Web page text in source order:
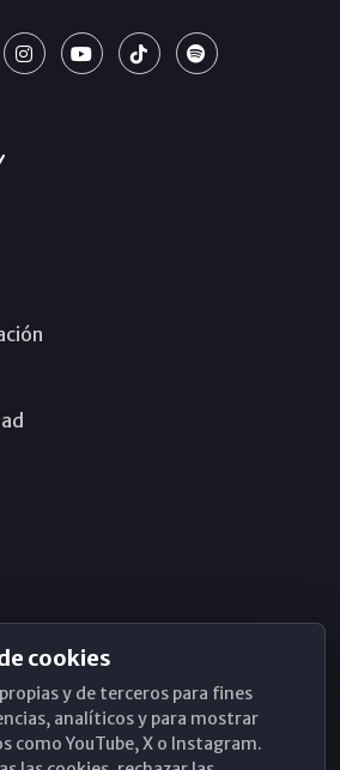
cookies
y de terceros para fines
analíticos y para mostrar
como YouTube, X o Instagram.